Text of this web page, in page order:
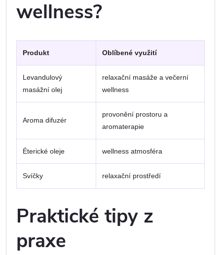
wellness?
Produkt Oblíbené využití
Levandulový
masážní olej
relaxační masáže a večerní
wellness
Aroma difuzér
provonění prostoru a
aromaterapie
Éterické oleje wellness atmosféra
Svíčky relaxační prostředí
Praktické tipy z
praxe